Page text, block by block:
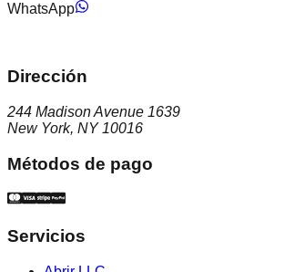
WhatsApp
Dirección
244 Madison Avenue 1639
New York, NY 10016
Métodos de pago
Servicios